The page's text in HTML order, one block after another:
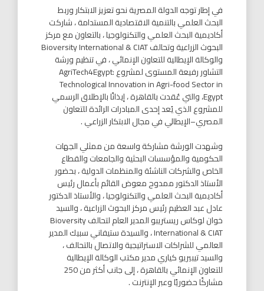
في إطار توجه الدولة المصرية نحو تعزيز الابتكار وربط
البحث العلمي بالتنمية الاقتصادية المستدامة ، شاركت
أكاديمية البحث العلمي والتكنولوجيا ، بالتعاون مع مركز
البحوث الزراعية وتحالف Bioversity International & CIAT
والوكالة الإيطالية للتعاون الإنمائي ، في تنظيم ورشة
التشاور رفيعة المستوى لمشروع AgriTech4Egypt:
Technological Innovation in Agri-food Sector in
Egypt، والتي عُقدت بالقاهرة ، إيذانًا بالإطلاق الرسمي
للمشروع الذي يُعد إحدى المبادرات الرائدة للتعاون
المصري–الإيطالي في مجال الابتكار الزراعي .
وشهدت الورشة مشاركة واسعة من ممثلي الجهات
الحكومية والمؤسسات البحثية والجامعات والقطاع
الخاص والشركات الناشئة والمنظمات الدولية ، بحضور
الأستاذ الدكتور ممدوح معوض القائم بأعمال رئيس
أكاديمية البحث العلمي والتكنولوجيا ، والأستاذ الدكتور
عادل عبد العظيم رئيس مركز البحوث الزراعية ، والسيد
خوان لوكاس ريستريبو المدير العام لتحالف Bioversity
International & CIAT ، والسيدة ستيفاني سبيك المدير
العالمي للشراكات الاستراتيجية والاتصال بالتحالف ،
والسيد تيبيريو كياري مدير مكتب الوكالة الإيطالية
للتعاون الإنمائي بالقاهرة ، إلى جانب أكثر من 250
مشاركًا حضوريًا وعبر الإنترنت .